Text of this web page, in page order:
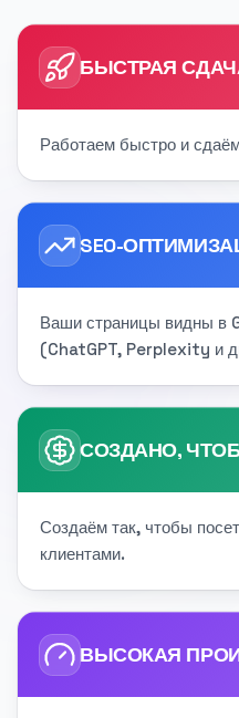
БЫСТРАЯ
Работаем быстро и
SEO-
Ваши страницы видны в
(ChatGPT, Perplexity и
СОЗДАНО,
Создаём так, чтобы
клиентами.
ВЫСОКАЯ